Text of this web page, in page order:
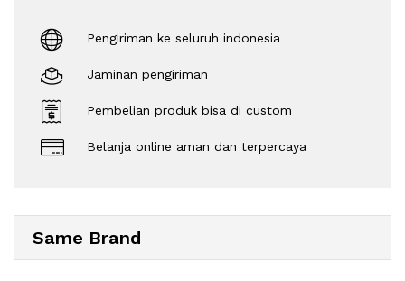
Pengiriman ke seluruh indonesia
Jaminan pengiriman
Pembelian produk bisa di custom
Belanja online aman dan terpercaya
Same Brand